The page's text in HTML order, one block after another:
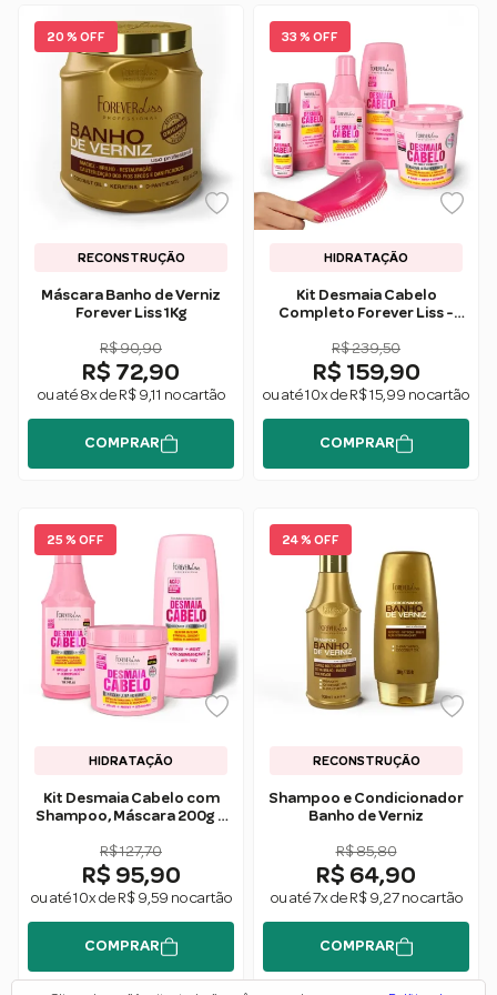
20 % OFF
RECONSTRUÇÃO
Máscara Banho de Verniz
Forever Liss 1Kg
R$ 90,90
R$ 72,90
ou até 8x de R$ 9,11 no cartão
COMPRAR
33 % OFF
HIDRATAÇÃO
Kit Desmaia Cabelo
Completo Forever Liss -
Desembaraçadora
R$ 239,50
R$ 159,90
ou até 10x de R$ 15,99 no cartão
COMPRAR
25 % OFF
HIDRATAÇÃO
Kit Desmaia Cabelo com
Shampoo, Máscara 200g e
R$ 127,70
R$ 95,90
ou até 10x de R$ 9,59 no cartão
COMPRAR
24 % OFF
RECONSTRUÇÃO
Shampoo e Condicionador
Banho de Verniz
R$ 85,80
R$ 64,90
ou até 7x de R$ 9,27 no cartão
COMPRAR